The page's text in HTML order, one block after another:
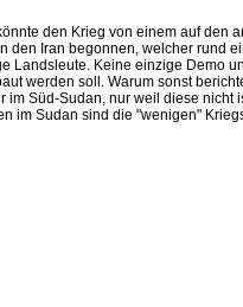
den Krieg von einem auf den
Iran begonnen, welcher rund
Landsleute. Keine einzige Demo
werden soll. Warum sonst
Süd-Sudan, nur weil diese
Sudan sind die "wenigen"